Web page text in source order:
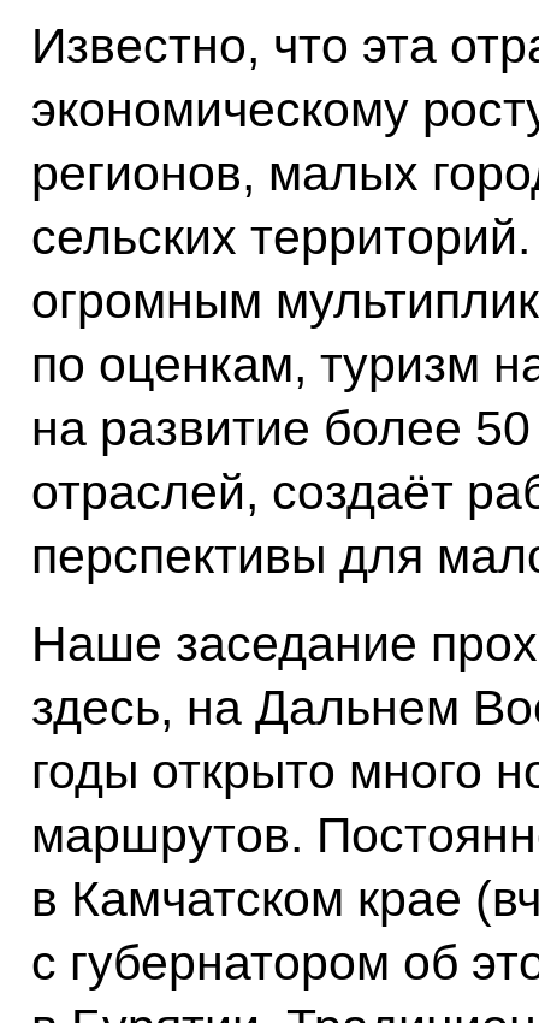
Известно, что эта
экономическому
регионов, малых
сельских
огромным
по оценкам, туризм
на развитие более
отраслей, создаёт
перспективы для
Наше заседание
здесь, на Дальнем
годы открыто много
маршрутов.
в Камчатском крае
с губернатором об